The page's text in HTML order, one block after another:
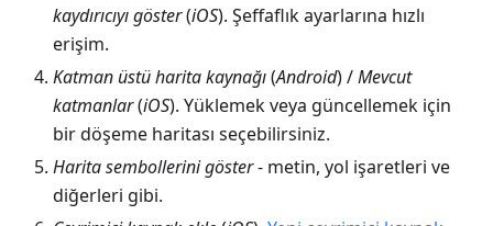
kaydırıcıyı göster(iOS). Şeffaflık ayarlarına hızlı
erişim.
Katman üstü harita kaynağı(Android) /Mevcut
katmanlar(iOS). Yüklemek veya güncellemek için
bir döşeme haritası seçebilirsiniz.
Harita sembollerini göster- metin, yol işaretleri ve
diğerleri gibi.